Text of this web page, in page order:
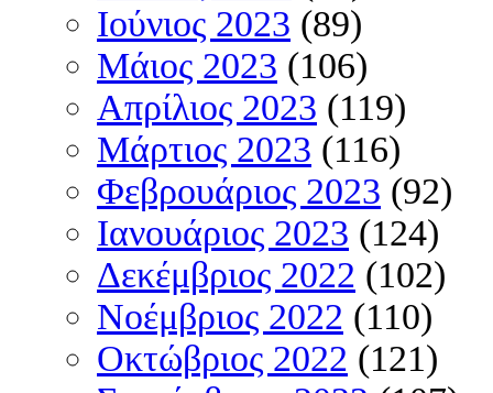
Ιούνιος 2023 (89)
Μάιος 2023 (106)
Απρίλιος 2023 (119)
Μάρτιος 2023 (116)
Φεβρουάριος 2023 (92)
Ιανουάριος 2023 (124)
Δεκέμβριος 2022 (102)
Νοέμβριος 2022 (110)
Οκτώβριος 2022 (121)